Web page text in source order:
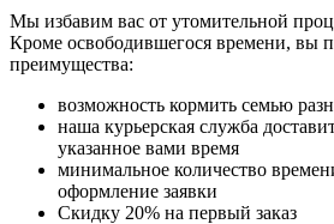
Мы избавим вас от утомительной
Кроме освободившегося времени, вы
преимущества:
возможность кормить семью
наша курьерская служба
указанное вами время
минимальное количество
оформление заявки
Скидку 20% на первый заказ